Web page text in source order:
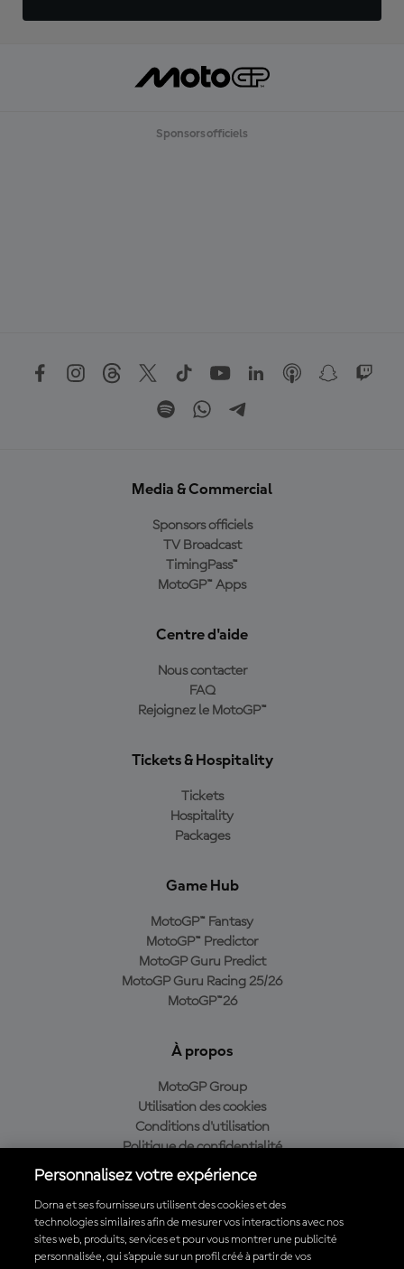
Sponsors officiels
Media & Commercial
Sponsors officiels
TV Broadcast
TimingPass™
MotoGP™ Apps
Centre d'aide
Nous contacter
FAQ
Rejoignez le MotoGP™
Tickets & Hospitality
Tickets
Hospitality
Packages
Game Hub
MotoGP™ Fantasy
MotoGP™ Predictor
MotoGP Guru Predict
MotoGP Guru Racing 25/26
MotoGP™26
À propos
MotoGP Group
Utilisation des cookies
Conditions d'utilisation
Politique de confidentialité
Politique d’achat
Télécharger l'appli officielle du MotoGP™
Personnalisez votre expérience
Dorna et ses fournisseurs utilisent des cookies et des
technologies similaires afin de mesurer vos interactions avec nos
sites web, produits, services et pour vous montrer une publicité
personnalisée, qui s’appuie sur un profil créé à partir de vos